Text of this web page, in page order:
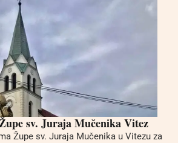
sv. Juraja Mučenika Vitez
Župe sv. Juraja Mučenika u Vitezu za